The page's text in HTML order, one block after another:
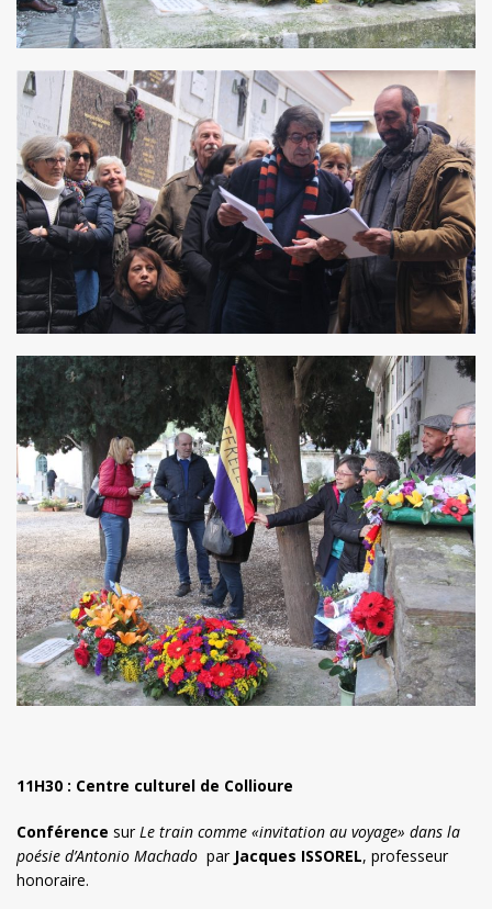
11H30 : Centre culturel de Collioure
Conférence sur Le train comme «invitation au voyage» dans la
poésie d’Antonio Machado par Jacques ISSOREL, professeur
honoraire.